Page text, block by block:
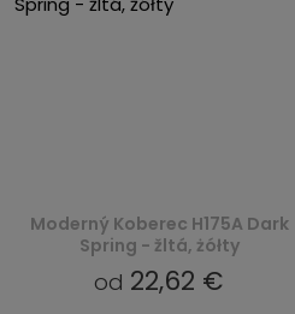
Moderný Koberec H175A Dark
Spring - žltá, żółty
od 22,62 €